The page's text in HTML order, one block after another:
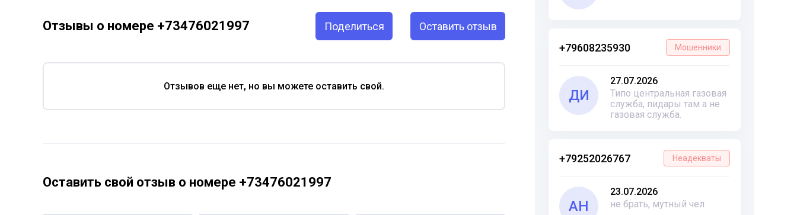
+79608235930 Мошенники
ДИ
27.07.2026
Типо центральная газовая
служба, пидары там а не
газовая служба.
+79252026767 Неадекваты
АН
23.07.2026
не брать, мутный чел
Отзывы о номере +73476021997 Поделиться Оставить отзыв
Отзывов еще нет, но вы можете оставить свой.
Оставить свой отзыв о номере +73476021997